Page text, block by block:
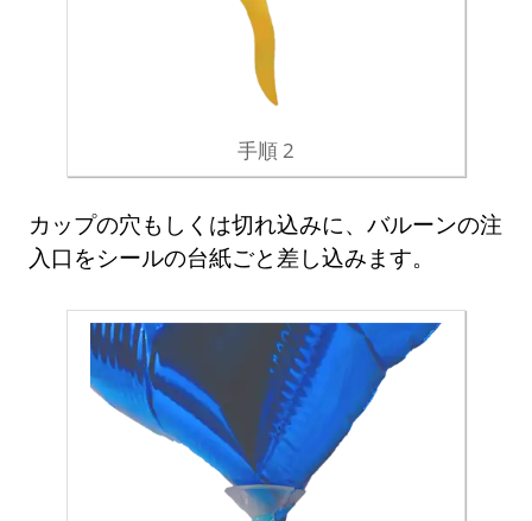
手順 2
カップの穴もしくは切れ込みに、バルーンの注
入口をシールの台紙ごと差し込みます。